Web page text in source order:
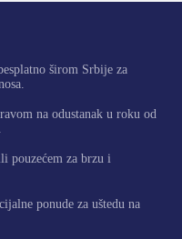
širom Srbije za
na odustanak u roku od
pouzećem za brzu i
ponude za uštedu na